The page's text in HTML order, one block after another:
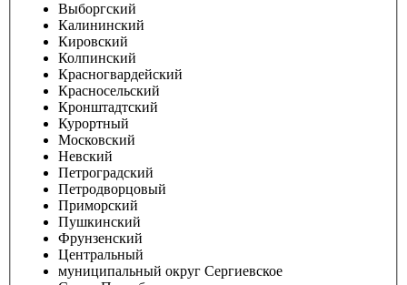
Выборгский
Калининский
Кировский
Колпинский
Красногвардейский
Красносельский
Кронштадтский
Курортный
Московский
Невский
Петроградский
Петродворцовый
Приморский
Пушкинский
Фрунзенский
Центральный
муниципальный округ Сергиевское